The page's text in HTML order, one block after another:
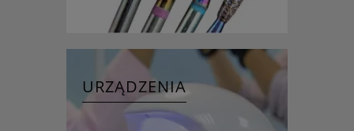
URZĄDZENIA